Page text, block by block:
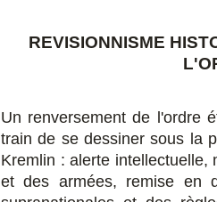
REVISIONNISME
Un renversement de l'ordre
train de se dessiner sous la
Kremlin : alerte intellectuelle,
et des armées, remise en